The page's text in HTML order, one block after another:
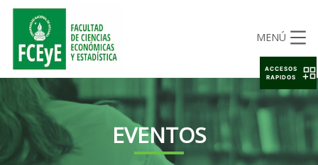
MENÚ
EVENTOS
ACCESOS
RAPIDOS